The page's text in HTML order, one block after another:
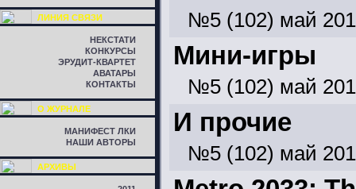
ЛИНИЯ СВЯЗИ
НЕКСТАТИ
КОНКУРСЫ
ЭРУДИТ-КВАРТЕТ
АВАТАРЫ
КОНТАКТЫ
О ЖУРНАЛЕ
МАНИФЕСТ ЛКИ
НАШИ АВТОРЫ
АРХИВЫ
№5 (102) май
Мини-игры
№5 (102) май
И прочие
№5 (102) май